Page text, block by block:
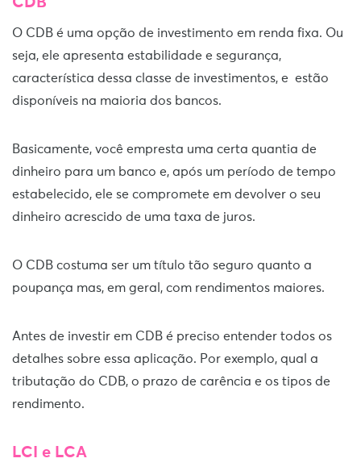
O CDB é uma opção de investimento em renda fixa. Ou
seja, ele apresenta estabilidade e segurança,
característica dessa classe de investimentos, e estão
disponíveis na maioria dos bancos.
Basicamente, você empresta uma certa quantia de
dinheiro para um banco e, após um período de tempo
estabelecido, ele se compromete em devolver o seu
dinheiro acrescido de uma taxa de juros.
O CDB costuma ser um título tão seguro quanto a
poupança mas, em geral, com rendimentos maiores.
Antes de investir em CDB é preciso entender todos os
detalhes sobre essa aplicação. Por exemplo, qual a
tributação do CDB, o prazo de carência e os tipos de
rendimento.
LCI e LCA